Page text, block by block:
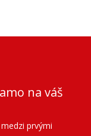
na váš
prvými